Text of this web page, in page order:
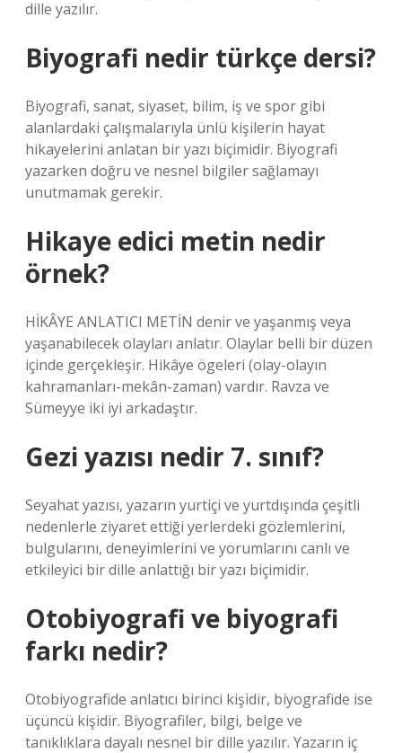
dille yazılır.
Biyografi nedir türkçe dersi?
Biyografi, sanat, siyaset, bilim, iş ve spor gibi
alanlardaki çalışmalarıyla ünlü kişilerin hayat
hikayelerini anlatan bir yazı biçimidir. Biyografi
yazarken doğru ve nesnel bilgiler sağlamayı
unutmamak gerekir.
Hikaye edici metin nedir
örnek?
HİKÂYE ANLATICI METİN denir ve yaşanmış veya
yaşanabilecek olayları anlatır. Olaylar belli bir düzen
içinde gerçekleşir. Hikâye ögeleri (olay-olayın
kahramanları-mekân-zaman) vardır. Ravza ve
Sümeyye iki iyi arkadaştır.
Gezi yazısı nedir 7. sınıf?
Seyahat yazısı, yazarın yurtiçi ve yurtdışında çeşitli
nedenlerle ziyaret ettiği yerlerdeki gözlemlerini,
bulgularını, deneyimlerini ve yorumlarını canlı ve
etkileyici bir dille anlattığı bir yazı biçimidir.
Otobiyografi ve biyografi
farkı nedir?
Otobiyografide anlatıcı birinci kişidir, biyografide ise
üçüncü kişidir. Biyografiler, bilgi, belge ve
tanıklıklara dayalı nesnel bir dille yazılır. Yazarın iç